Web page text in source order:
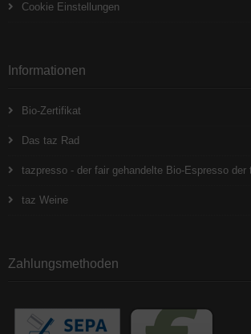
Cookie Einstellungen
Informationen
Bio-Zertifikat
Das taz Rad
tazpresso - der fair gehandelte Bio-Espresso der
taz Weine
Zahlungsmethoden